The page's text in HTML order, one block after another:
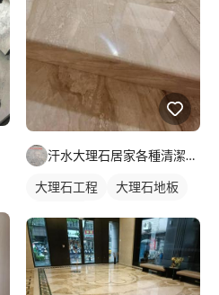
汗水大理石居家各種清潔保養
大理石工程
大理石地板
石材地板